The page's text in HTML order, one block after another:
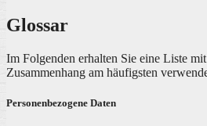
Glossar
Im Folgenden erhalten Sie eine Liste
Zusammenhang am häufigsten
Personenbezogene Daten